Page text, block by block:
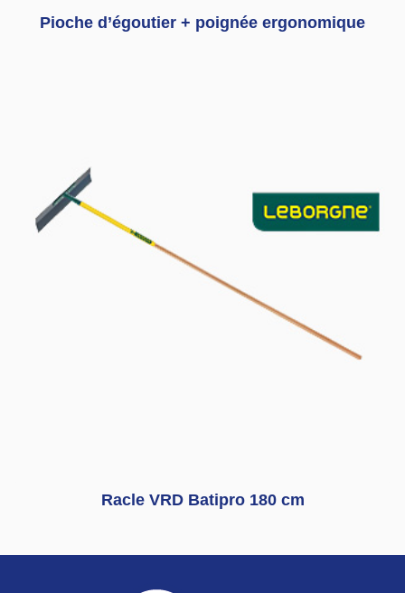
Pioche d’égoutier + poignée ergonomique
Racle VRD Batipro 180 cm